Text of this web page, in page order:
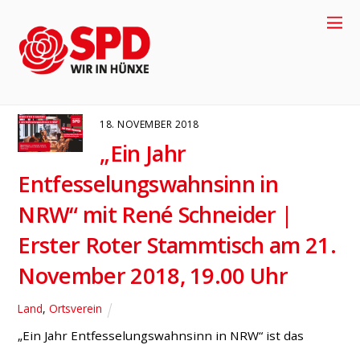
Straßenbaubeiträge
18. NOVEMBER 2018
„Ein Jahr
Entfesselungswahnsinn in
NRW“ mit René Schneider |
Erster Roter Stammtisch am 21.
November 2018, 19.00 Uhr
Land,Ortsverein
„Ein Jahr Entfesselungswahnsinn in NRW“ ist das